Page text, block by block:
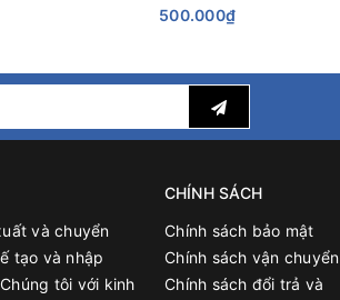
được một địa chỉ uy tín,
web, diễn đàn.
hợp.
chứng chỉ chất lượng.
để đánh giá chất lượng và
500.000₫
và chuyển
tạo và nhập
tôi với kinh
CHÍNH SÁCH
Chính sách bảo mật
Chính sách vận chuyển
Chính sách đổi trả và